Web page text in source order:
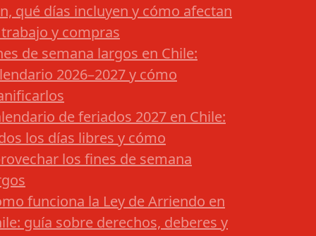
qué días incluyen y cómo afectan
y compras
de semana largos en Chile:
2026–2027 y cómo
de feriados 2027 en Chile:
los días libres y cómo
los fines de semana
funciona la Ley de Arriendo en
guía sobre derechos, deberes y